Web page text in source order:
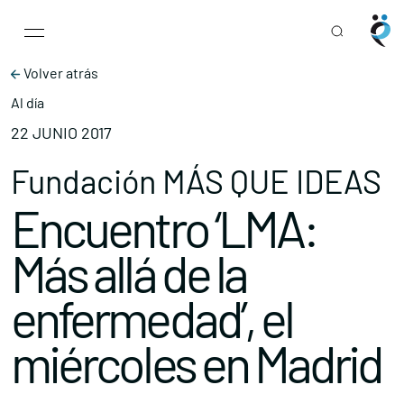
Main Navigation
Volver atrás
Al día
22 JUNIO 2017
Fundación MÁS QUE IDEAS
Encuentro ‘LMA:
Más allá de la
enfermedad’, el
miércoles en Madrid